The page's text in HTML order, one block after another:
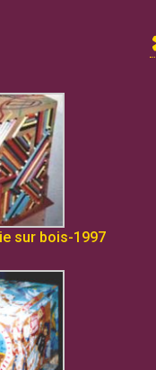
sur bois-1997